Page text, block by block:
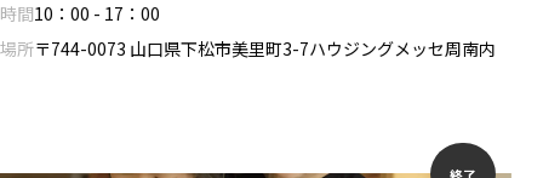
時間10：00 - 17：00
場所〒744-0073 山口県下松市美里町3-7ハウジングメッセ周南内